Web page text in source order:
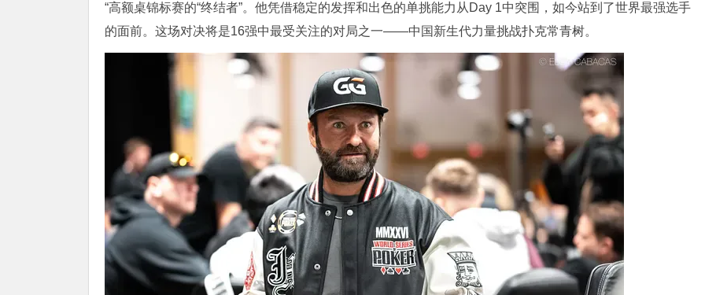
“高额桌锦标赛的“终结者”。他凭借稳定的发挥和出色的单挑能力从Day 1中突围，如今站到了世界最强选手
的面前。这场对决将是16强中最受关注的对局之一——中国新生代力量挑战扑克常青树。